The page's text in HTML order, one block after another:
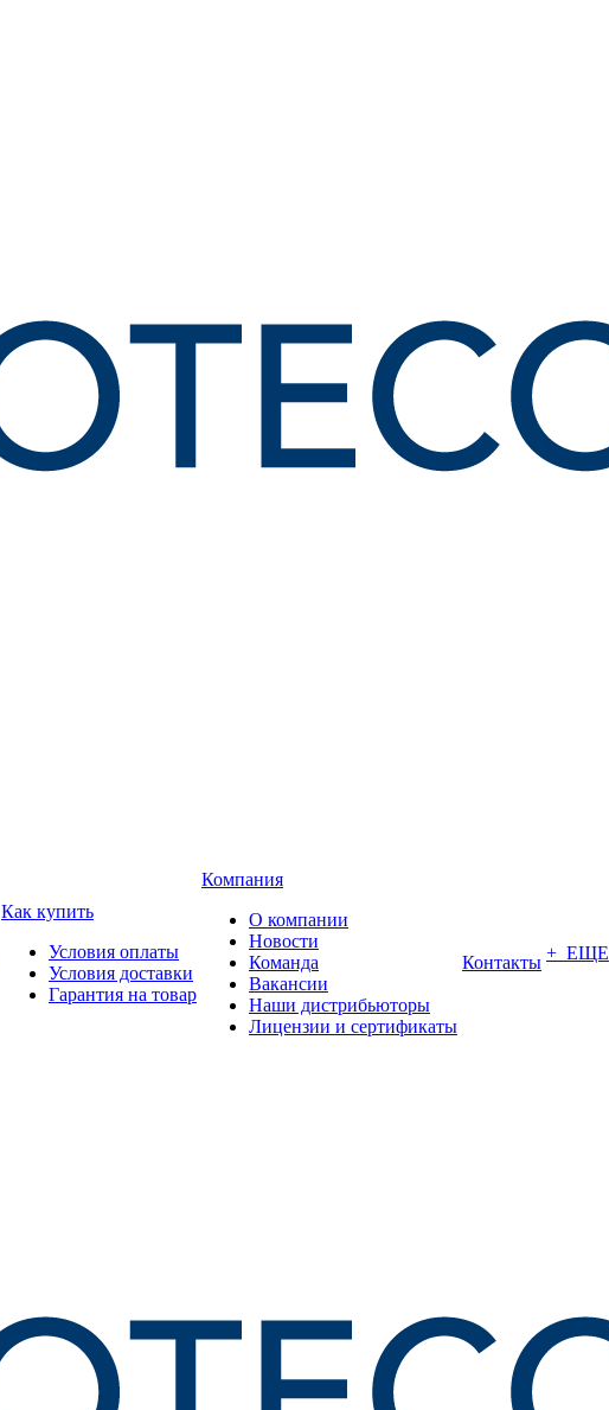
Как купить
Условия оплаты
Условия доставки
Гарантия на товар
Компания
О компании
Новости
Команда
Вакансии
Наши дистрибьюторы
Лицензии и сертификаты
Контакты + ЕЩЕ